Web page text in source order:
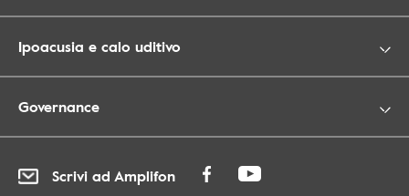
Ipoacusia e calo uditivo
Governance
Scrivi ad Amplifon